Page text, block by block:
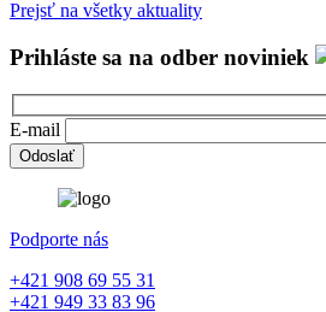
Prejsť na všetky aktuality
Prihláste sa na odber noviniek
E-mail
Podporte nás
+421 908 69 55 31
+421 949 33 83 96